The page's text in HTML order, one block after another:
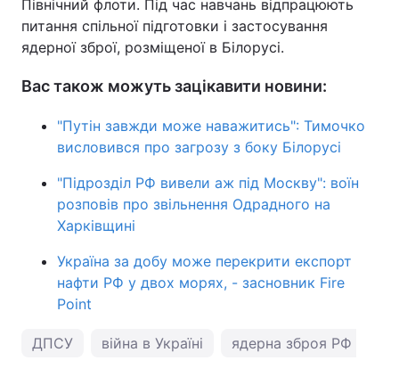
Північний флоти. Під час навчань відпрацюють
питання спільної підготовки і застосування
ядерної зброї, розміщеної в Білорусі.
Вас також можуть зацікавити новини:
"Путін завжди може наважитись": Тимочко
висловився про загрозу з боку Білорусі
"Підрозділ РФ вивели аж під Москву": воїн
розповів про звільнення Одрадного на
Харківщині
Україна за добу може перекрити експорт
нафти РФ у двох морях, - засновник Fire
Point
ДПСУ війна в Україні ядерна зброя РФ